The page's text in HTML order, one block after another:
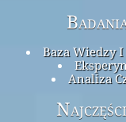
Baza Wiedzy
Analiza